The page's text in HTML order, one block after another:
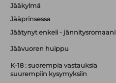
Jääkylmä
Jääprinsessa
Jäätynyt enkeli - jännitysromaani
Jäävuoren huippu
K-18 : suorempia vastauksia
suurempiin kysymyksiin